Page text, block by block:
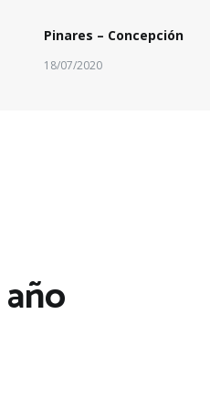
Pinares – Concepción
18/07/2020